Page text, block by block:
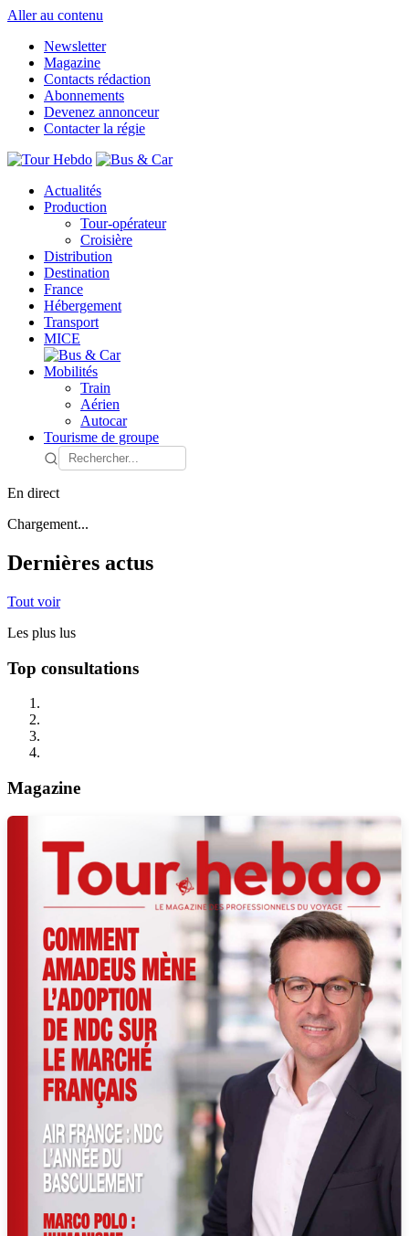
Aller au contenu
Newsletter
Magazine
Contacts rédaction
Abonnements
Devenez annonceur
Contacter la régie
Actualités
Production
Tour-opérateur
Croisière
Distribution
Destination
France
Hébergement
Transport
MICE
Mobilités
Train
Aérien
Autocar
Tourisme de groupe
En direct
Chargement...
Dernières actus
Tout voir
Les plus lus
Top consultations
Magazine